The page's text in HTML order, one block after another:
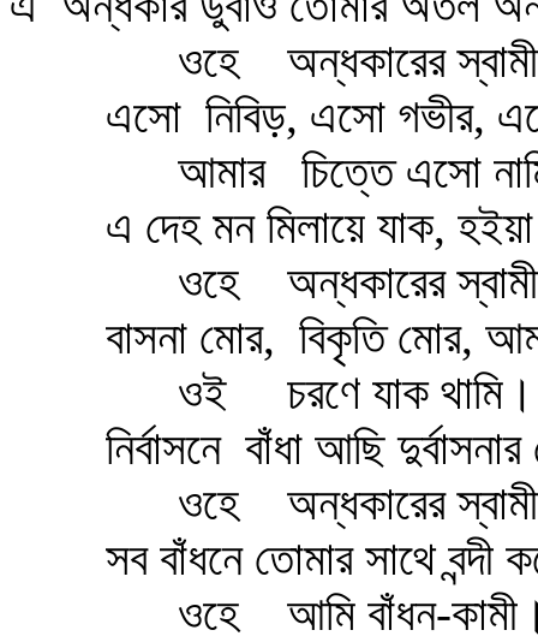
ওহে
অন্ধকারের
এসো নিবিড়, এসো গভীর,
আমার
চিত্তে এসো
এ দেহ মন মিলায়ে যাক, হইয়া
ওহে
অন্ধকারের
বাসনা মোর, বিকৃতি মোর,
ওই
চরণে যাক থামি।
নির্বাসনে বাঁধা আছি
ওহে
অন্ধকারের
সব বাঁধনে তোমার সাথে বন্দী
ওহে
আমি বাঁধন-